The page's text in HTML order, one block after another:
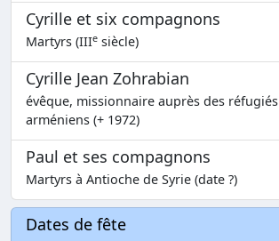
Cyrille et six compagnons
Martyrs (IIIe siècle)
Cyrille Jean Zohrabian
évêque, missionnaire auprès des réfugiés
arméniens (+ 1972)
Paul et ses compagnons
Martyrs à Antioche de Syrie (date ?)
Dates de fête